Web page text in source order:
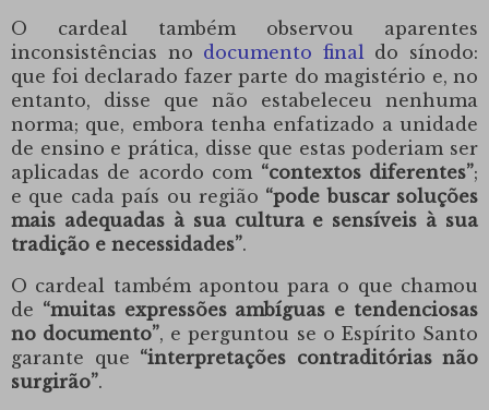
O cardeal também observou aparentes
inconsistências no documento final do sínodo:
que foi declarado fazer parte do magistério e, no
entanto, disse que não estabeleceu nenhuma
norma; que, embora tenha enfatizado a unidade
de ensino e prática, disse que estas poderiam ser
aplicadas de acordo com “contextos diferentes”;
e que cada país ou região “pode buscar soluções
mais adequadas à sua cultura e sensíveis à sua
tradição e necessidades”.
O cardeal também apontou para o que chamou
de “muitas expressões ambíguas e tendenciosas
no documento”, e perguntou se o Espírito Santo
garante que “interpretações contraditórias não
surgirão”.